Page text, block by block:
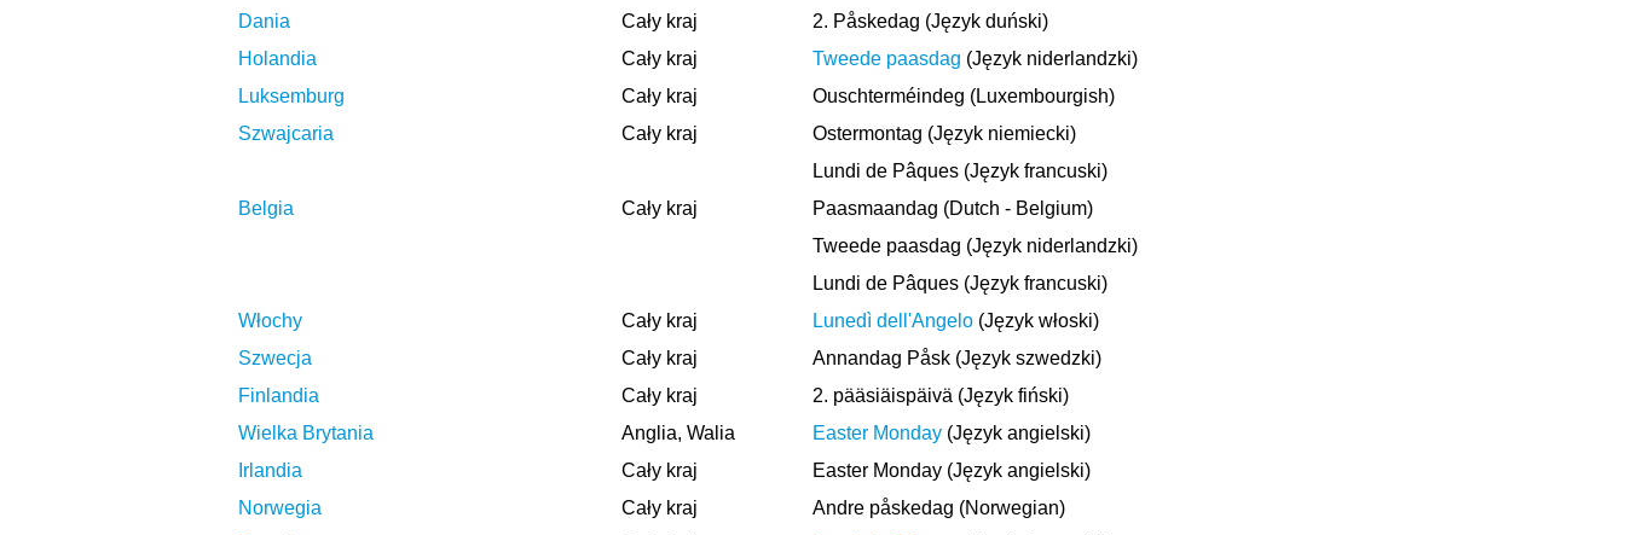
Dania
Cały kraj
2. Påskedag (Język duński)
Holandia
Cały kraj Tweede paasdag (Język niderlandzki)
Luksemburg
Cały kraj
Ouschterméindeg (Luxembourgish)
Szwajcaria
Cały kraj
Ostermontag (Język niemiecki)
Lundi de Pâques (Język francuski)
Belgia
Cały kraj
Paasmaandag (Dutch - Belgium)
Tweede paasdag (Język niderlandzki)
Lundi de Pâques (Język francuski)
Włochy
Cały kraj Lunedì dell'Angelo (Język włoski)
Szwecja
Cały kraj
Annandag Påsk (Język szwedzki)
Finlandia
Cały kraj
2. pääsiäispäivä (Język fiński)
Wielka Brytania
Anglia, Walia Easter Monday (Język angielski)
Irlandia
Cały kraj
Easter Monday (Język angielski)
Norwegia
Cały kraj
Andre påskedag (Norwegian)